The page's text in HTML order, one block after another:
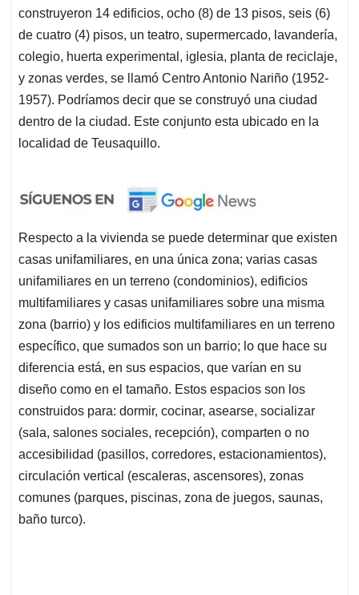
construyeron 14 edificios, ocho (8) de 13 pisos, seis (6)
de cuatro (4) pisos, un teatro, supermercado, lavandería,
colegio, huerta experimental, iglesia, planta de reciclaje,
y zonas verdes, se llamó Centro Antonio Nariño (1952-
1957). Podríamos decir que se construyó una ciudad
dentro de la ciudad. Este conjunto esta ubicado en la
localidad de Teusaquillo.
Respecto a la vivienda se puede determinar que existen
casas unifamiliares, en una única zona; varias casas
unifamiliares en un terreno (condominios), edificios
multifamiliares y casas unifamiliares sobre una misma
zona (barrio) y los edificios multifamiliares en un terreno
específico, que sumados son un barrio; lo que hace su
diferencia está, en sus espacios, que varían en su
diseño como en el tamaño. Estos espacios son los
construidos para: dormir, cocinar, asearse, socializar
(sala, salones sociales, recepción), comparten o no
accesibilidad (pasillos, corredores, estacionamientos),
circulación vertical (escaleras, ascensores), zonas
comunes (parques, piscinas, zona de juegos, saunas,
baño turco).